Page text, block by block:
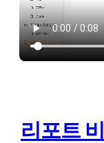
리포트